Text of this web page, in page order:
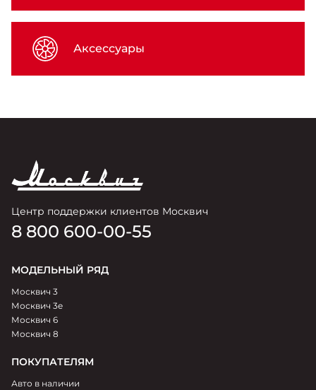
Аксессуары
Центр поддержки клиентов Москвич
8 800 600-00-55
МОДЕЛЬНЫЙ РЯД
Москвич 3
Москвич 3e
Москвич 6
Москвич 8
ПОКУПАТЕЛЯМ
Авто в наличии